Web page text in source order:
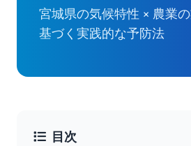
宮城県の気候特性 × 農業
基づく実践的な予防法
目次